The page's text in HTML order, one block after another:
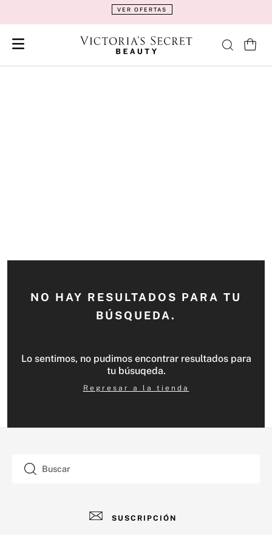
VER OFERTAS
NO HAY RESULTADOS PARA TU
BÚSQUEDA.
Lo sentimos, no pudimos encontrar resultados para
tu búsuqeda.
Regresar a la tienda
Buscar
SUSCRIPCIÓN